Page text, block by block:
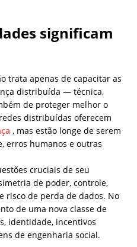
significam
trata apenas de capacitar as
distribuída — técnica,
de proteger melhor o
distribuídas oferecem
, mas estão longe de serem
erros humanos e outras
cruciais de seu
de poder, controle,
risco de perda de dados. No
de uma nova classe de
identidade, incentivos
de engenharia social.